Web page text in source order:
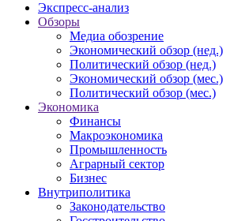
Экспресс-анализ
Обзоры
Медиа обозрение
Экономический обзор (нед.)
Политический обзор (нед.)
Экономический обзор (мес.)
Политический обзор (мес.)
Экономика
Финансы
Макроэкономика
Промышленность
Аграрный сектор
Бизнес
Внутриполитика
Законодательство